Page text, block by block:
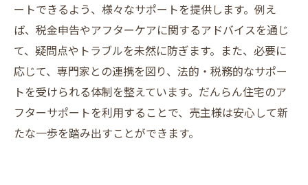
ートできるよう、様々なサポートを提供します。例え
ば、税金申告やアフターケアに関するアドバイスを通じ
て、疑問点やトラブルを未然に防ぎます。また、必要に
応じて、専門家との連携を図り、法的・税務的なサポー
トを受けられる体制を整えています。だんらん住宅のア
フターサポートを利用することで、売主様は安心して新
たな一歩を踏み出すことができます。